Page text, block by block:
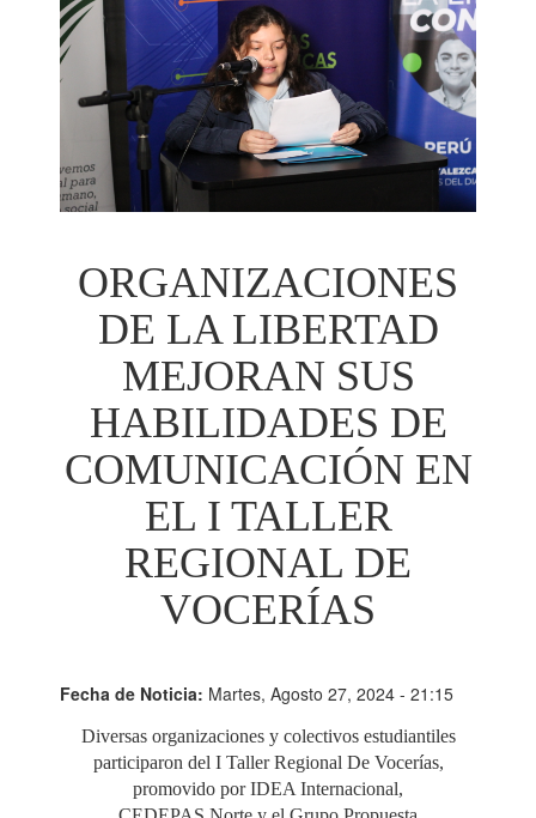
ORGANIZACIONES
DE LA LIBERTAD
MEJORAN SUS
HABILIDADES DE
COMUNICACIÓN EN
EL I TALLER
REGIONAL DE
VOCERÍAS
Fecha de Noticia: Martes, Agosto 27, 2024 - 21:15
Diversas organizaciones y colectivos estudiantiles
participaron del I Taller Regional De Vocerías,
promovido por IDEA Internacional,